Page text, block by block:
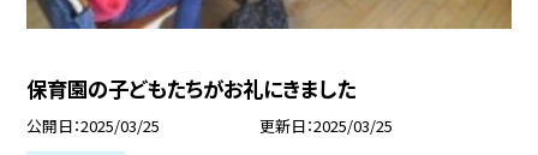
保育園の子どもたちがお礼にきました
公開日 2025/03/25 更新日 2025/03/25